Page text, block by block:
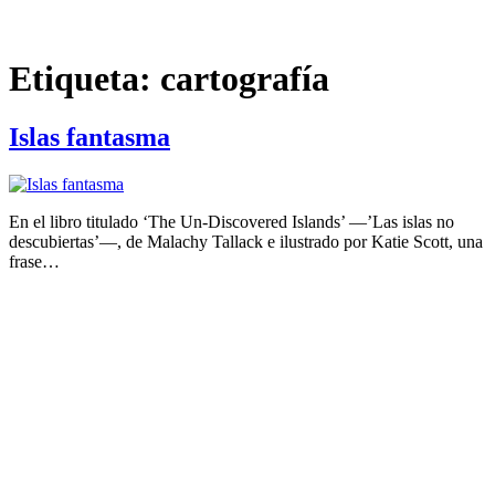
Etiqueta: cartografía
Islas fantasma
En el libro titulado ‘The Un-Discovered Islands’ —’Las islas no
descubiertas’—, de Malachy Tallack e ilustrado por Katie Scott, una
frase…